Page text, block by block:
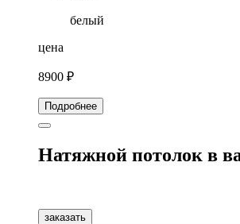
белый
цена
8900 ₽
Подробнее
Натяжной потолок в
заказать